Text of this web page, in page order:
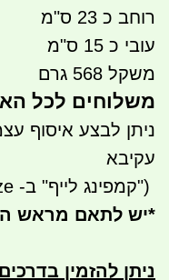
רוחב כ 23 ס"מ
עובי כ 15 ס"מ
משקל 568 גרם
משלוחים לכל הארץ
עקיבא
")קמפינג לייף" ב- waze)
*יש לתאם מראש
ניתן להזמין